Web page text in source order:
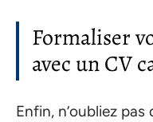
Formaliser
avec un CV
Enfin, n’oubliez